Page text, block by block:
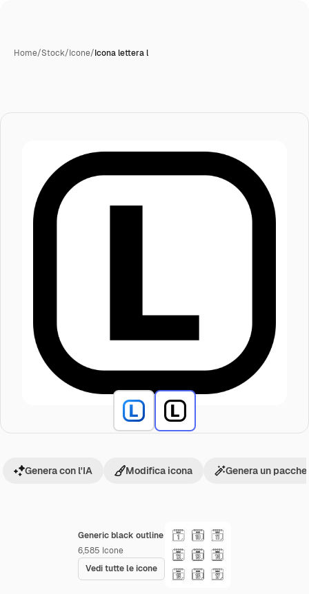
Home/Stock/Icone/Icona lettera l
Generic black outline
6,585 Icone
Vedi tutte le icone
Genera con l'IA Modifica icona Genera un